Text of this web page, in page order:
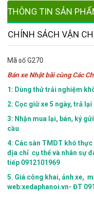
THÔNG TIN SẢN
CHÍNH SÁCH VẬN
Mã số G270
Bán xe Nhật bãi cùng Các
1: Dùng thử trải nghiệm
2: Cọc giữ xe 5 ngày, trả
3: Nhận mua lại, bán, ký
cầu
4: Các sàn TMDT khó
địa chỉ cụ thể và nhân sự
tiếp 0912101969
5. Giá công khai, ảnh xe,
web:xedaphanoi.vn- ĐT